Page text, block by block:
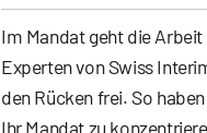
Im Mandat geht die
Experten von Swiss
den Rücken frei. So
Ihr Mandat zu